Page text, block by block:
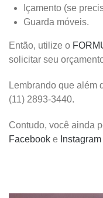
Içamento (se
Guarda móveis.
Então, utilize o
solicitar seu
Lembrando que além
(11) 2893-3440.
Contudo, você ainda
Facebook e Instagram